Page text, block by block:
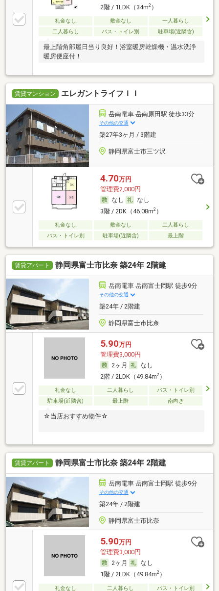
2階 / 1LDK（34m2）
礼金なし 敷金なし
一人暮らし
二人暮らし
バス・トイレ別 駐車場(近隣含)
最上階角部屋日当り良好！浴室暖房乾燥機・温水洗浄
暖房便座付！
賃貸マンション エレガントライフＩＩ
岳南電車 岳南原田駅 徒歩33分
その他の交通
築27年3ヶ月 / 3階建
静岡県富士市三ツ沢
4.70万円
管理費2,000円
なし
なし
3階 / 2DK（46.08m2）
礼金なし 敷金なし
二人暮らし
バス・トイレ別
駐車場(近隣含) 最上階
賃貸アパート 静岡県富士市比奈 築24年 2階建
岳南電車 岳南富士岡駅 徒歩9分
その他の交通
築24年 / 2階建
静岡県富士市比奈
5.90万円
管理費3,000円
2ヶ月
なし
2階 / 2LDK（49.84m2）
礼金なし 二人暮らし
バス・トイレ別
駐車場(近隣含)
最上階 南向き
☆当店おすすめ物件☆
賃貸アパート 静岡県富士市比奈 築24年 2階建
岳南電車 岳南富士岡駅 徒歩9分
その他の交通
築24年 / 2階建
静岡県富士市比奈
5.90万円
管理費3,000円
2ヶ月
なし
1階 / 2LDK（49.84m2）
礼金なし 二人暮らし バス・トイレ別